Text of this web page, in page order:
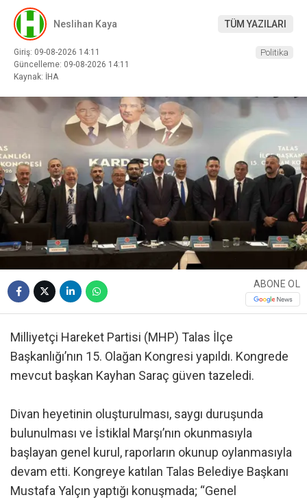
Neslihan Kaya TÜM YAZILARI
Giriş: 09-08-2026 14:11
Güncelleme: 09-08-2026 14:11
Kaynak: İHA
Politika
ABONE OL
Milliyetçi Hareket Partisi (MHP) Talas İlçe
Başkanlığı’nın 15. Olağan Kongresi yapıldı. Kongrede
mevcut başkan Kayhan Saraç güven tazeledi.
Divan heyetinin oluşturulması, saygı duruşunda
bulunulması ve İstiklal Marşı’nın okunmasıyla
başlayan genel kurul, raporların okunup oylanmasıyla
devam etti. Kongreye katılan Talas Belediye Başkanı
Mustafa Yalçın yaptığı konuşmada; “Genel